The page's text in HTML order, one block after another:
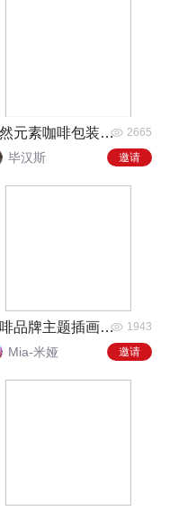
自然元素咖啡包装袋设计 2665
毕汉斯 邀请
咖啡品牌主题插画包装应用 1943
Mia-米娅 邀请